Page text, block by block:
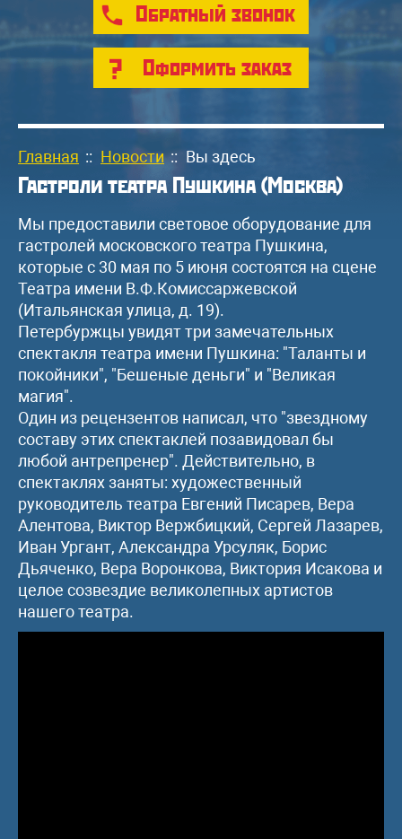
Обратный звонок
Оформить заказ
Главная :: Новости :: Вы здесь
Гастроли театра Пушкина (Москва)
Мы предоставили световое оборудование для
гастролей московского театра Пушкина,
которые с 30 мая по 5 июня состоятся на сцене
Театра имени В.Ф.Комиссаржевской
(Итальянская улица, д. 19).
Петербуржцы увидят три замечательных
спектакля театра имени Пушкина: "Таланты и
покойники", "Бешеные деньги" и "Великая
магия".
Один из рецензентов написал, что "звездному
составу этих спектаклей позавидовал бы
любой антрепренер". Действительно, в
спектаклях заняты: художественный
руководитель театра Евгений Писарев, Вера
Алентова, Виктор Вержбицкий, Сергей Лазарев,
Иван Ургант, Александра Урсуляк, Борис
Дьяченко, Вера Воронкова, Виктория Исакова и
целое созвездие великолепных артистов
нашего театра.